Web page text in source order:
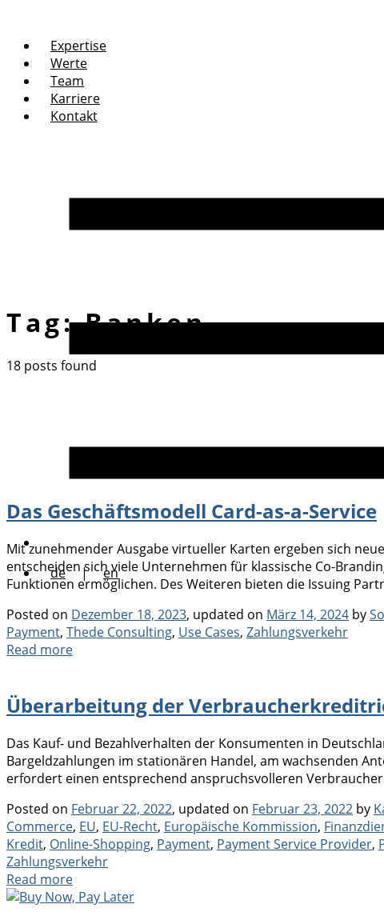
Expertise
Werte
Team
Karriere
Kontakt
de | en
Tag:Banken
18 posts found
Das Geschäftsmodell Card-as-a-Service
Mit zunehmender Ausgabe virtueller Karten ergeben sich
entscheiden sich viele Unternehmen für klassische Co-
Funktionen ermöglichen. Des Weiteren bieten die Issuing
Posted on Dezember 18, 2023, updated on März 14, 2024 by
Payment, Thede Consulting, Use Cases, Zahlungsverkehr
Read more
Überarbeitung der
Das Kauf- und Bezahlverhalten der Konsumenten in
Bargeldzahlungen im stationären Handel, am wachsenden
erfordert einen entsprechend anspruchsvolleren
Posted on Februar 22, 2022, updated on Februar 23, 2022 by
Commerce, EU, EU-Recht, Europäische Kommission,
Kredit, Online-Shopping, Payment, Payment Service Provider,
Zahlungsverkehr
Read more